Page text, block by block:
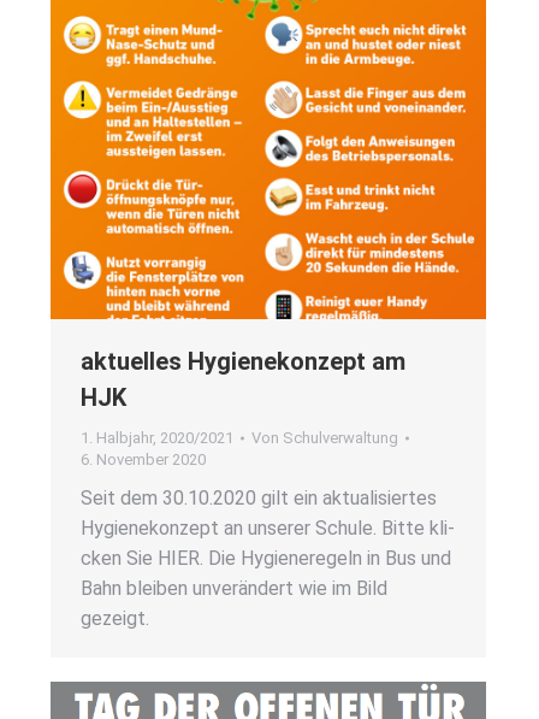
aktu­el­les Hygie­ne­kon­zept am
HJK
1. Halbjahr, 2020/2021 Von Schulverwaltung
6. November 2020
Seit dem 30.10.2020 gilt ein aktua­li­sier­tes
Hygie­ne­kon­zept an unse­rer Schu­le. Bit­te kli­
cken Sie HIER. Die Hygie­ne­re­geln in Bus und
Bahn blei­ben unver­än­dert wie im Bild
gezeigt.